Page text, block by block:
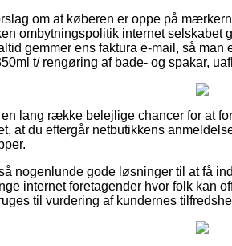
om at køberen er oppe på
ombytningspolitik internet selskabet
gemmer ens faktura e-mail, så
t/ rengøring af bade- og spakar,
lang række belejlige chancer for at
at du eftergår netbutikkens
nogenlunde gode løsninger til at få
internet foretagender hvor folk kan
til vurdering af kundernes